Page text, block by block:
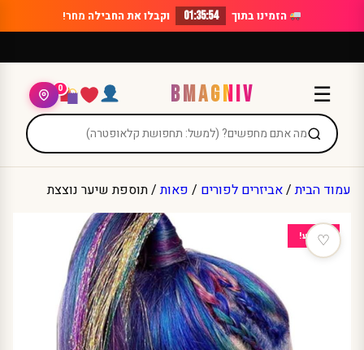
to
הזמינו בתוך 01:35:54 וקבלו את החבילה מחר!
☰
BMAGNIV
0
עמוד הבית/אביזרים לפורים / פאות/ תוספת שיער נוצצת
מבצע!
♡